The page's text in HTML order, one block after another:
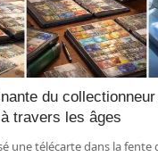
du
travers les âges
une télécarte dans la fente